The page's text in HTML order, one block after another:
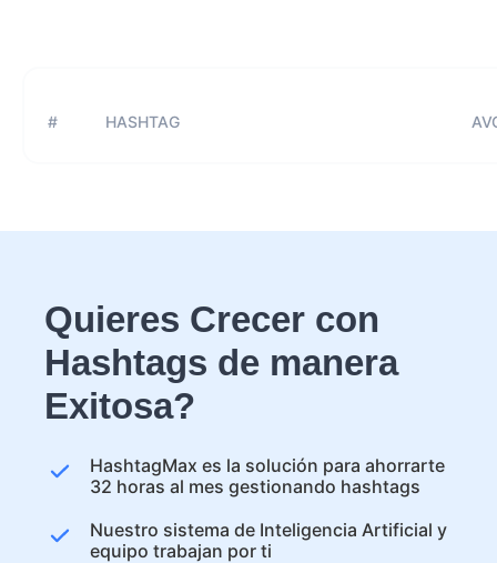
# HASHTAG
Quieres Crecer con
Hashtags de manera
Exitosa?
HashtagMax es la solución para ahorrarte
32 horas al mes gestionando hashtags
Nuestro sistema de Inteligencia Artificial y
equipo trabajan por ti